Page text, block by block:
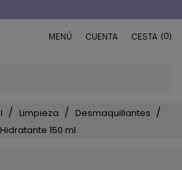
MENÚ CUENTA CESTA (0)
Limpieza
Desmaquillantes
150 ml